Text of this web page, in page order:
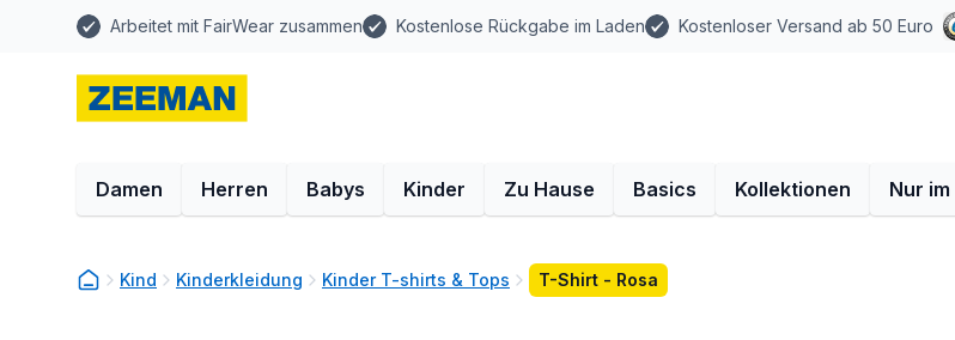
Arbeitet mit FairWear zusammen Kostenlose Rückgabe im Laden Kostenloser Versand ab 50 Euro
Damen Herren Babys Kinder Zu Hause Basics Kollektionen Nur
Kind Kinderkleidung Kinder T-shirts & Tops T-Shirt - Rosa